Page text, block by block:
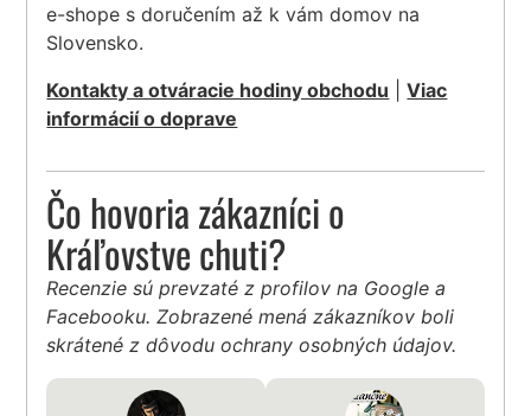
e-shope s doručením až k vám domov na
Slovensko.
Kontakty a otváracie hodiny obchodu |Viac
informácií o doprave
Čo hovoria zákazníci o
Kráľovstve chuti?
Recenzie sú prevzaté z profilov na Google a
Facebooku. Zobrazené mená zákazníkov boli
skrátené z dôvodu ochrany osobných údajov.